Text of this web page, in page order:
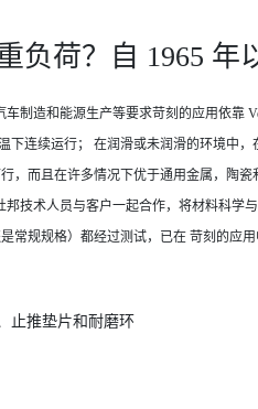
负荷？自 1965 年
制造和能源生产等要求苛刻的应用依靠
下连续运行； 在润滑或未润滑的环境中
，而且在许多情况下优于通用金属，陶
技术人员与客户一起合作，将材料科学
常规规格）都经过测试，已在 苛刻的应
止推垫片和耐磨环